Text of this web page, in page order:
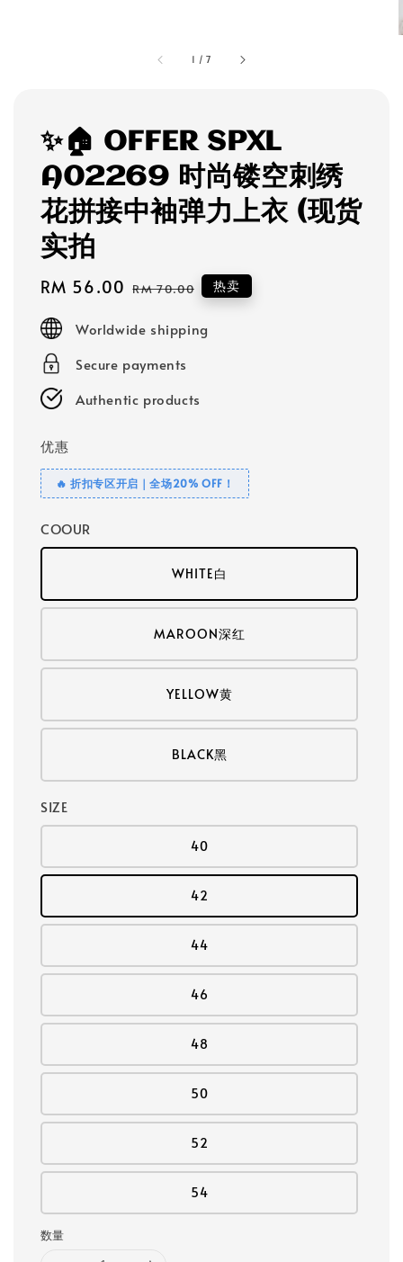
1 /7
✨🏠 OFFER SPXL
A02269 时尚镂空刺绣
花拼接中袖弹力上衣 (现货
实拍
Sale
RM 56.00 Regular
RM 70.00 热卖
Worldwide shipping
Secure payments
Authentic products
优惠
🔥 折扣专区开启｜全场20% OFF！
COOUR
WHITE白
MAROON深红
YELLOW黄
BLACK黑
SIZE
40
42
44
46
48
50
52
54
数量